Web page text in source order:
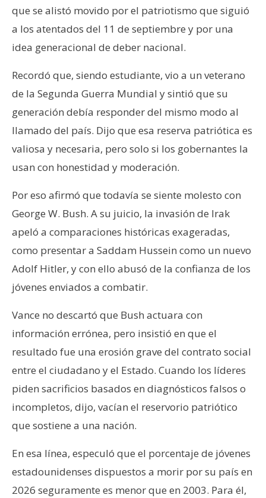
que se alistó movido por el patriotismo que siguió
a los atentados del 11 de septiembre y por una
idea generacional de deber nacional.
Recordó que, siendo estudiante, vio a un veterano
de la Segunda Guerra Mundial y sintió que su
generación debía responder del mismo modo al
llamado del país. Dijo que esa reserva patriótica es
valiosa y necesaria, pero solo si los gobernantes la
usan con honestidad y moderación.
Por eso afirmó que todavía se siente molesto con
George W. Bush. A su juicio, la invasión de Irak
apeló a comparaciones históricas exageradas,
como presentar a Saddam Hussein como un nuevo
Adolf Hitler, y con ello abusó de la confianza de los
jóvenes enviados a combatir.
Vance no descartó que Bush actuara con
información errónea, pero insistió en que el
resultado fue una erosión grave del contrato social
entre el ciudadano y el Estado. Cuando los líderes
piden sacrificios basados en diagnósticos falsos o
incompletos, dijo, vacían el reservorio patriótico
que sostiene a una nación.
En esa línea, especuló que el porcentaje de jóvenes
estadounidenses dispuestos a morir por su país en
2026 seguramente es menor que en 2003. Para él,